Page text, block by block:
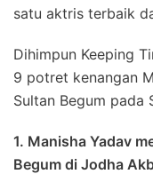
satu aktris terbaik
Dihimpun Keeping
9 potret kenangan
Sultan Begum pada
1. Manisha Yadav
Begum di Jodha